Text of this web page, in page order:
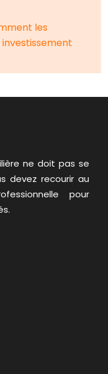
les
ne doit pas se
devez recourir au
pour